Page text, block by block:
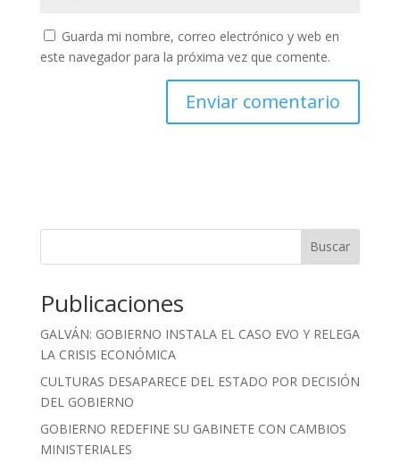
Guarda mi nombre, correo electrónico y web en
este navegador para la próxima vez que comente.
Buscar
Publicaciones
GALVÁN: GOBIERNO INSTALA EL CASO EVO Y RELEGA
LA CRISIS ECONÓMICA
CULTURAS DESAPARECE DEL ESTADO POR DECISIÓN
DEL GOBIERNO
GOBIERNO REDEFINE SU GABINETE CON CAMBIOS
MINISTERIALES